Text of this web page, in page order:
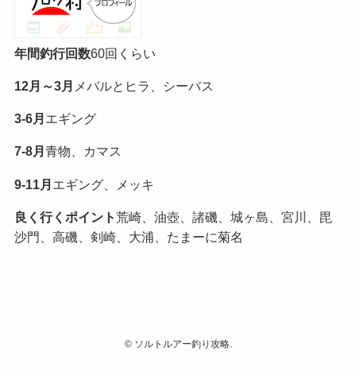
年間釣行回数60回くらい
12月～3月 メバルとヒラ、シーバス
3-6月 エギング
7-8月 青物、カマス
9-11月 エギング、メッキ
良く行くポイント荒崎、油壺、諸磯、城ヶ島、宮川、毘
沙門、高磯、剣崎、大浦、たまーに菊名
©ソルトルアー釣り攻略.